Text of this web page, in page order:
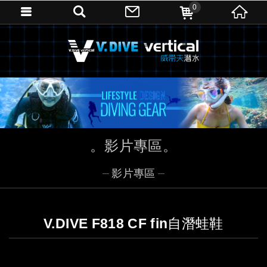
影片專區
影片專區
V.DIVE F818 CF fin自潛蛙鞋
0